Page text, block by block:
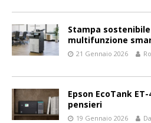
Stampa
multifunzione
21 Gennaio 2026
Epson EcoTank
pensieri
19 Gennaio 2026